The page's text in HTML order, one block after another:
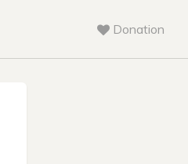
Donation